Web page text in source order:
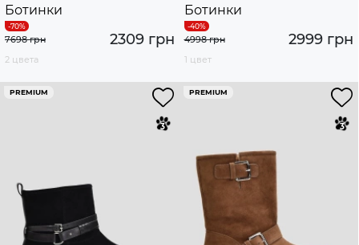
Ботинки
2309 грн
7698 грн
2 цвета
Ботинки
2999 грн
4998 грн
1 цвет
PREMIUM PREMIUM